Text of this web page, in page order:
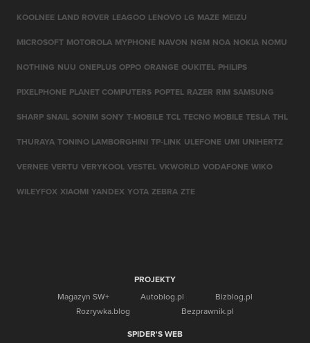
KOOLNEE LAND ROVER LEAGOO LENOVO LG MAZE MEIZU
MICROSOFT MOTOROLA MYPHONE NAVON NGM NOA NOKIA NOMU
NOTHING NUU ONEPLUS OPPO ORANGE OUKITEL PHILIPS
PIXELPHONE PLANET COMPUTERS POPTEL RAZER RIM SAMSUNG
SHARP SNAIL SONIM SONY T-MOBILE TCL TECNO MOBILE TESLA THL
THURAYA TONINO LAMBORGHINI TP-LINK ULEFONE UMI UNIHERTZ
VERNEE VERTU VERYKOOL VESTEL VKWORLD VODAFONE WIKO
WILEYFOX XIAOMI YANDEX YOTA ZEBRA ZTE
PROJEKTY
Magazyn SW+
Autoblog.pl
Bizblog.pl
Rozrywka.blog
Bezprawnik.pl
SPIDER'S WEB